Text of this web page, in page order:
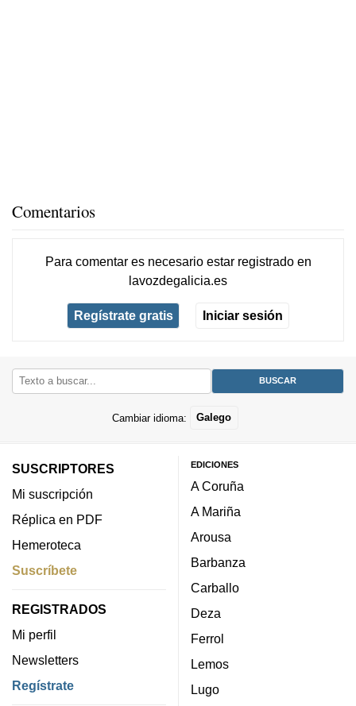
Comentarios
Para comentar es necesario estar registradoen
lavozdegalicia.es
Regístrate gratis Iniciar sesión
Cambiar idioma: Galego
SUSCRIPTORES
Mi suscripción
Réplica en PDF
Hemeroteca
Suscríbete
REGISTRADOS
Mi perfil
Newsletters
Regístrate
EDICIONES
A Coruña
A Mariña
Arousa
Barbanza
Carballo
Deza
Ferrol
Lemos
Lugo